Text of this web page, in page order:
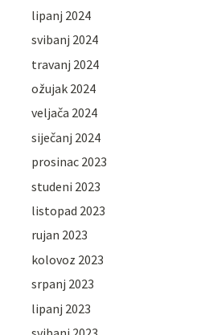
lipanj 2024
svibanj 2024
travanj 2024
ožujak 2024
veljača 2024
siječanj 2024
prosinac 2023
studeni 2023
listopad 2023
rujan 2023
kolovoz 2023
srpanj 2023
lipanj 2023